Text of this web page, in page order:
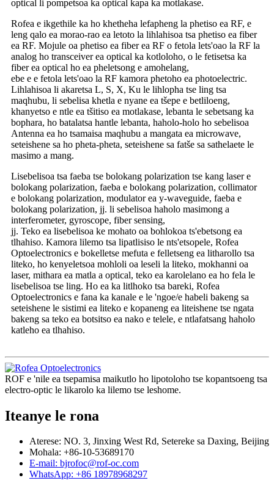
optical li pompetsoa ka optical kapa ka motlakase.
Rofea e ikgethile ka ho khetheha lefapheng la phetiso ea RF, e
leng qalo ea morao-rao ea letoto la lihlahisoa tsa phetiso ea fiber
ea RF. Mojule oa phetiso ea fiber ea RF o fetola lets'oao la RF la
analog ho transceiver ea optical ka kotloloho, o le fetisetsa ka
fiber ea optical ho ea pheletsong e amohelang,
ebe e e fetola lets'oao la RF kamora phetoho ea photoelectric.
Lihlahisoa li akaretsa L, S, X, Ku le lihlopha tse ling tsa
maqhubu, li sebelisa khetla e nyane ea tšepe e betliloeng,
khanyetso e ntle ea tšitiso ea motlakase, lebanta le sebetsang ka
bophara, ho batalatsa hantle lebanta, haholo-holo ho sebelisoa
Antenna ea ho tsamaisa maqhubu a mangata ea microwave,
seteishene sa ho pheta-pheta, seteishene sa fatše sa sathelaete le
masimo a mang.
Lisebelisoa tsa faeba tse bolokang polarization tse kang laser e
bolokang polarization, faeba e bolokang polarization, collimator
e bolokang polarization, modulator ea y-waveguide, faeba e
bolokang polarization, jj. li sebelisoa haholo masimong a
interferometer, gyroscope, fiber sensing,
jj. Teko ea lisebelisoa ke mohato oa bohlokoa ts'ebetsong ea
tlhahiso. Kamora lilemo tsa lipatlisiso le nts'etsopele, Rofea
Optoelectronics e bokelletse mefuta e felletseng ea litharollo tsa
liteko, ho kenyeletsoa mohloli oa leseli la liteko, mokhanni oa
laser, mithara ea matla a optical, teko ea karolelano ea ho fela le
lisebelisoa tse ling. Ho ea ka litlhoko tsa bareki, Rofea
Optoelectronics e fana ka kanale e le 'ngoe/e habeli bakeng sa
seteishene le sistimi ea liteko e kopaneng ea liteishene tse ngata
bakeng sa teko ea botsitso ea nako e telele, e ntlafatsang haholo
katleho ea tlhahiso.
ROF e 'nile ea tsepamisa maikutlo ho lipotoloho tse kopantsoeng tsa
electro-optic le likarolo ka lilemo tse leshome.
Iteanye le rona
Aterese: NO. 3, Jinxing West Rd, Setereke sa Daxing, Beijing
Mohala: +86-10-53689170
E-mail: bjrofoc@rof-oc.com
WhatsApp: +86 18978968297